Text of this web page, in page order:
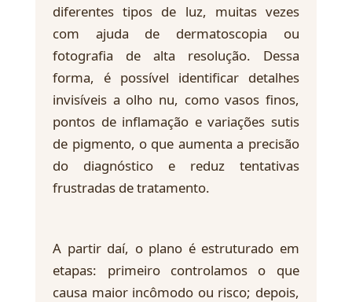
diferentes tipos de luz, muitas vezes
com ajuda de dermatoscopia ou
fotografia de alta resolução. Dessa
forma, é possível identificar detalhes
invisíveis a olho nu, como vasos finos,
pontos de inflamação e variações sutis
de pigmento, o que aumenta a precisão
do diagnóstico e reduz tentativas
frustradas de tratamento.
A partir daí, o plano é estruturado em
etapas: primeiro controlamos o que
causa maior incômodo ou risco; depois,